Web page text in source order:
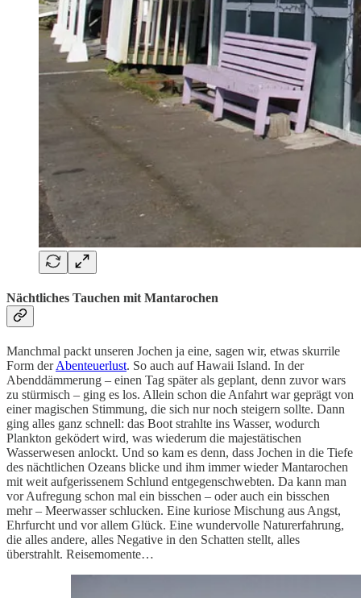
Nächtliches Tauchen mit Mantarochen
Manchmal packt unseren Jochen ja eine, sagen wir, etwas skurrile
Form derAbenteuerlust. So auch auf Hawaii Island. In der
Abenddämmerung – einen Tag später als geplant, denn zuvor wars
zu stürmisch – ging es los. Allein schon die Anfahrt war geprägt von
einer magischen Stimmung, die sich nur noch steigern sollte. Dann
ging alles ganz schnell: das Boot strahlte ins Wasser, wodurch
Plankton geködert wird, was wiederum die majestätischen
Wasserwesen anlockt. Und so kam es denn, dass Jochen in die Tiefe
des nächtlichen Ozeans blicke und ihm immer wieder Mantarochen
mit weit aufgerissenem Schlund entgegenschwebten. Da kann man
vor Aufregung schon mal ein bisschen – oder auch ein bisschen
mehr – Meerwasser schlucken. Eine kuriose Mischung aus Angst,
Ehrfurcht und vor allem Glück. Eine wundervolle Naturerfahrung,
die alles andere, alles Negative in den Schatten stellt, alles
überstrahlt. Reisemomente…